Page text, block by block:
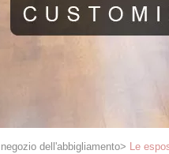
dell'abbigliamento> Le